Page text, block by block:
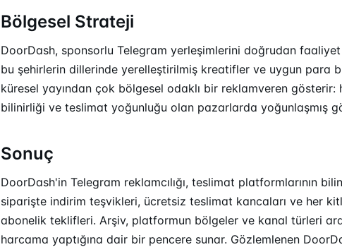
Bölgesel Strateji
DoorDash, sponsorlu Telegram yerleşimlerini doğrudan
bu şehirlerin dillerinde yerelleştirilmiş kreatifler ve uygun para
küresel yayından çok bölgesel odaklı bir reklamveren
bilinirliği ve teslimat yoğunluğu olan pazarlarda yoğunlaşmış
Sonuç
DoorDash'in Telegram reklamcılığı, teslimat platformlarının
siparişte indirim teşvikleri, ücretsiz teslimat kancaları ve her
abonelik teklifleri. Arşiv, platformun bölgeler ve kanal türleri
harcama yaptığına dair bir pencere sunar. Gözlemlenen